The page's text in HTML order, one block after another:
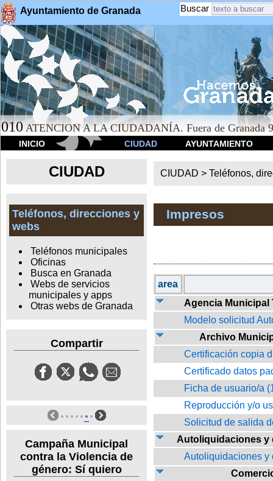
Ayuntamiento de Granada Buscar
010 ATENCION A LA CIUDADANÍA. Fuera de Granada
INICIO CIUDAD AYUNTAMIENTO
CIUDAD
Teléfonos, direcciones y
webs
Teléfonos municipales
Oficinas
Busca en Granada
Webs de servicios
municipales y apps
Otras webs de Granada
Compartir
Campaña Municipal
contra la Violencia de
género: Sí quiero
CIUDAD >Teléfonos,
Impresos
area
Agencia Municipal
Modelo solicitud
Archivo
Certificación copia
Certificado datos
Ficha de usuario/a
Reproducción y/o
Solicitud de salida
Autoliquidaciones y
Autoliquidaciones y